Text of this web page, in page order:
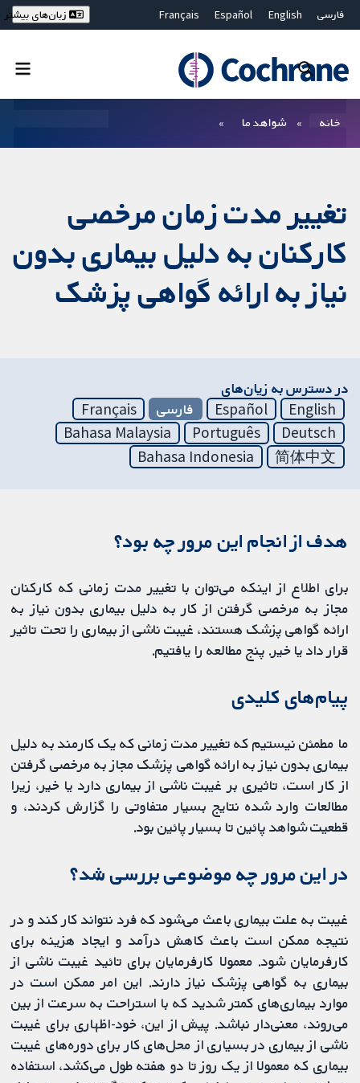
فارسی English
Español
Français
Bahasa Malaysia
ไทย
繁體中文
زبان‌های بیشتر
خانه شواهد ما
تغییر مدت زمان مرخصی
کارکنان به دلیل بیماری بدون
نیاز به ارائه گواهی پزشک
در دسترس به زیان‌های
English
Español فارسی
Français
Deutsch
Português
Bahasa Malaysia
简体中文
Bahasa Indonesia
هدف از انجام این مرور چه بود؟
برای اطلاع از اینکه می‌توان با تغییر مدت زمانی که کارکنان
مجاز به مرخصی گرفتن از کار به دلیل بیماری بدون نیاز به
ارائه گواهی پزشک هستند، غیبت ناشی از بیماری را تحت تاثیر
قرار داد یا خیر. پنج مطالعه را یافتیم.
پیام‌های کلیدی
ما مطمئن نیستیم که تغییر مدت زمانی که یک کارمند به دلیل
بیماری بدون نیاز به ارائه گواهی پزشک مجاز به مرخصی گرفتن
از کار است، تاثیری بر غیبت ناشی از بیماری دارد یا خیر، زیرا
مطالعات وارد شده نتایج بسیار متفاوتی را گزارش کردند، و
قطعیت شواهد پائین تا بسیار پائین بود.
در این مرور چه موضوعی بررسی شد؟
غیبت به علت بیماری باعث می‌شود که فرد نتواند کار کند و در
نتیجه ممکن است باعث کاهش درآمد و ایجاد هزینه برای
کارفرمایان شود. معمولا کارفرمایان برای تائید غیبت ناشی از
بیماری به گواهی پزشک نیاز دارند. این امر ممکن است در
موارد بیماری‌های کمتر شدید که با استراحت به سرعت از بین
می‌روند، معنی‌دار نباشد. پیش از این، خود-اظهاری برای غیبت
ناشی از بیماری در بسیاری از محل‌های کار برای دوره‌های غیبت
بیماری که معمولا از یک روز تا دو هفته طول می‌کشد، استفاده